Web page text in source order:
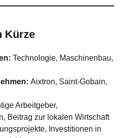
Kürze
Technologie, Maschinenbau,
Aixtron, Saint-Gobain,
Arbeitgeber,
Beitrag zur lokalen Wirtschaft
Investitionen in